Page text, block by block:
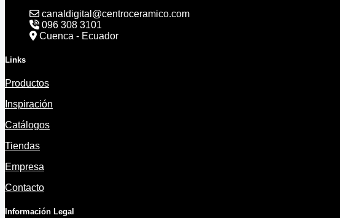
canaldigital@centroceramico.com
096 308 3101
Cuenca - Ecuador
Links
Productos
Inspiración
Catálogos
Tiendas
Empresa
Contacto
Información Legal